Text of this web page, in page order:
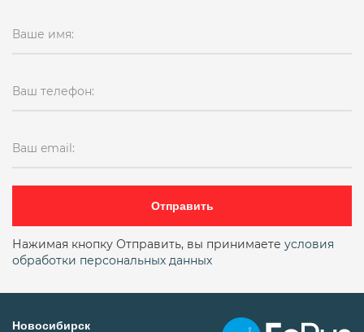
Ваше имя:
Ваш телефон:
Ваш email:
Отправить
Нажимая кнопку Отправить, вы принимаете условия
обработки персональных данных
Новосибирск